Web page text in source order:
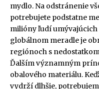
mydlo. Na odstránenie
potrebujete podstatne
milióny ľudí umývajúcich
globálnom meradle je
regiónoch s
Ďalším významným
obalového materiálu.
vydrží dlhšie,